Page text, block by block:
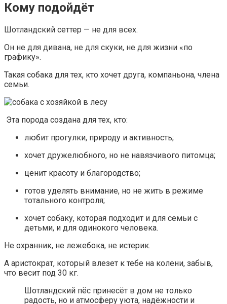
Кому подойдёт
Шотландский сеттер — не для всех.
Он не для дивана, не для скуки, не для жизни «по
графику».
Такая собака для тех, кто хочет друга, компаньона, члена
семьи.
Эта порода создана для тех, кто:
любит прогулки, природу и активность;
хочет дружелюбного, но не навязчивого питомца;
ценит красоту и благородство;
готов уделять внимание, но не жить в режиме
тотального контроля;
хочет собаку, которая подходит и для семьи с
детьми, и для одинокого человека.
Не охранник, не лежебока, не истерик.
А аристократ, который влезет к тебе на колени, забыв,
что весит под 30 кг.
Шотландский пёс принесёт в дом не только
радость, но и атмосферу уюта, надёжности и